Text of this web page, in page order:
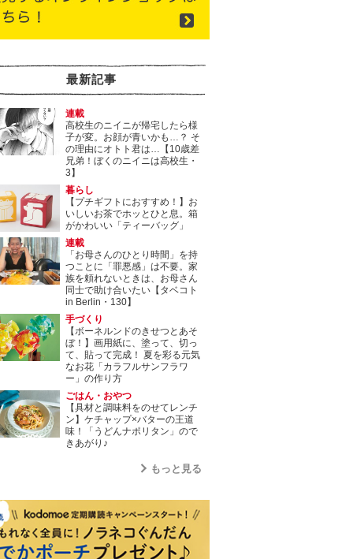
最新記事
連載
高校生のニイニが帰宅したら様
子が変。お顔が青いかも…？ そ
の理由にオトト君は…【10歳差
兄弟！ぼくのニイニは高校生・
3】
暮らし
【プチギフトにおすすめ！】お
いしいお茶でホッとひと息。箱
がかわいい「ティーバッグ」
連載
「お母さんのひとり時間」を持
つことに「罪悪感」は不要。家
族を頼れないときは、お母さん
同士で助け合いたい【タベコト
in Berlin・130】
手づくり
【ボーネルンドのきせつとあそ
ぼ！】画用紙に、塗って、切っ
て、貼って完成！ 夏を彩る元気
なお花「カラフルサンフラワ
ー」の作り方
ごはん・おやつ
【具材と調味料をのせてレンチ
ン】ケチャップ×バターの王道
味！「うどんナポリタン」ので
きあがり♪
もっと見る